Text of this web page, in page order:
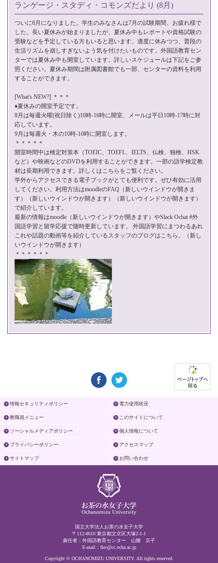
ランゲージ・スタディ・コモンズだより (8月)
ついに8月になりました。学生のみなさんは7月の試験期間、お疲れ様で
した。長い夏休みが始まりましたが、夏休み中もレポートや資格試験の
受験などを予定している方もいると思います。適度に休みつつ、普段の
生活リズムを崩しすぎないよう気を付けたいものです。外国語教育セン
ターでは夏休み中も開室しています。詳しいスケジュールは下記をご参
照ください。夏休み期間は附属図書館でも一部、センターの資料を利用
することができます。
[What's NEW?] ＊＊＊
♦夏休みの開室予定です。
8月は毎週火曜(祝日除く)10時-16時に開室、メールは平日10時-17時に対
応しています。
9月は毎週火・木の10時-16時に開室します。
＊＊＊＊＊
開室時間中は検定対策本（TOEIC、TOEFL、IELTS、仏検、独検、HSK
など）や映画などのDVDを利用することができます。一部の語学検定教
材は長期利用できます。詳しくはこちら をご覧ください。
学外からアクセスできる電子ブックがとても便利です。ぜひ有効に活用
してください。利用方法はmoodleのFAQ （新しいウインドウが開きま
す）（新しいウインドウが開きます）（新しいウインドウが開きます）
で紹介しています。
最新の情報はmoodle （新しいウインドウが開きます）やSlack Ochat #外
国語学習と留学応援で随時更新しています。 外国語学習にまつわるあれ
これや話題の動画等を紹介しているスタッフのブログはこちら。
（新し
いウインドウが開きます）
＊＊＊＊＊＊
情報セキュリティポリシー 電力使用状況
教職員メニュー このサイトについて
ソーシャルメディアポリシー 個人情報について
プライバシーポリシー アクセスマップ
サイトマップ お問い合わせ
国立大学法人お茶の水女子大学
〒112-8610 東京都文京区大塚2-1-1
責任者：外国語教育センター 山腰 京子
E-mail： flec@cc.ocha.ac.jp
Copyright © OCHANOMIZU UNIVERSITY. All rights reserved.